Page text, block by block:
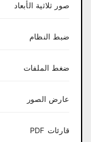
صور ثلاثية الأبعاد
ضبط النظام
ضغط الملفات
عارض الصور
قارئات PDF